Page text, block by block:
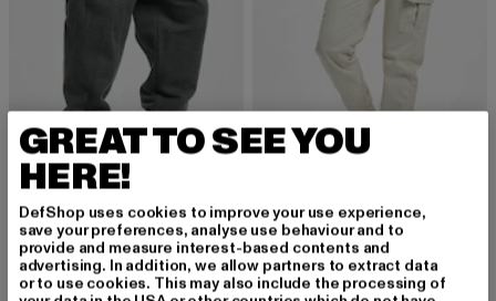
URBAN CLASSICS
Sweat
29,99 EUR
Derzeitiger Preis: 29,99 EUR
49,99 EURAktionspreis: 49,99 EUR
URBAN CLASSICS
30,14 EUR
Derzeitiger Preis: 30,14 EUR
44,99 EURAktionspreis:
GREAT TO SEE YOU
HERE!
DefShop uses cookies to improve your use experience,
save your preferences, analyse use behaviour and to
provide and measure interest-based contents and
advertising. In addition, we allow partners to extract data
or to use cookies. This may also include the processing of